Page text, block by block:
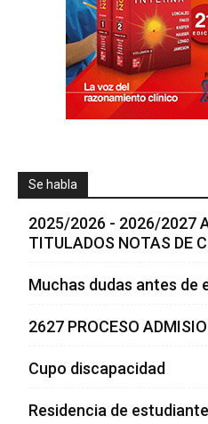
Se habla
2025/2026 - 2026/2027
TITULADOS NOTAS DE
Muchas dudas antes de
2627 PROCESO
Cupo discapacidad
Residencia de